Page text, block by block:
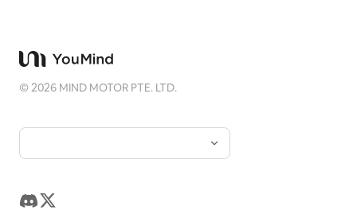
©2026 MIND MOTOR PTE. LTD.